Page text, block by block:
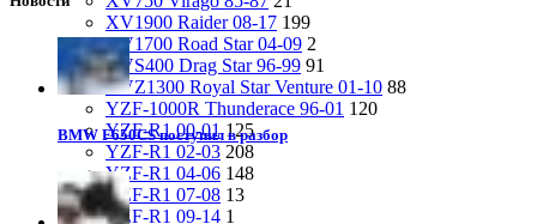
XV1900 Raider 08-17 199
XV1700 Road Star 04-09 2
XVS400 Drag Star 96-99 91
XVZ1300 Royal Star Venture 01-10 88
YZF-1000R Thunderace 96-01 120
YZF-R1 00-01 125
YZF-R1 02-03 208
YZF-R1 04-06 148
YZF-R1 07-08 13
YZF-R1 09-14 1
BMW F650CS поступил в разбор